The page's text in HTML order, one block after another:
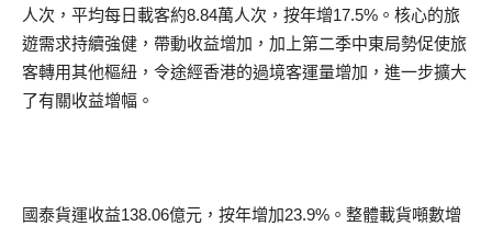
人次，平均每日載客約8.84萬人次，按年增17.5%。核心的旅
遊需求持續強健，帶動收益增加，加上第二季中東局勢促使旅
客轉用其他樞紐，令途經香港的過境客運量增加，進一步擴大
了有關收益增幅。
國泰貨運收益138.06億元，按年增加23.9%。整體載貨噸數增